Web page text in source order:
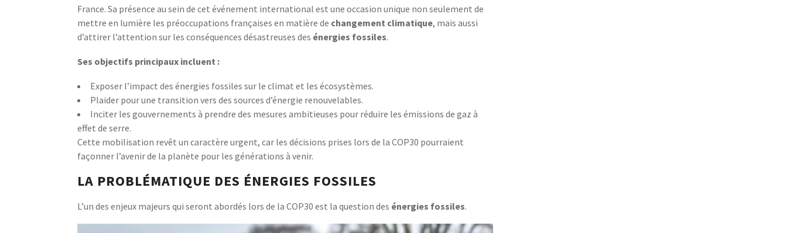
France. Sa présence au sein de cet événement international est une occasion unique non seulement de
mettre en lumière les préoccupations françaises en matière de changement climatique, mais aussi
d’attirer l’attention sur les conséquences désastreuses des énergies fossiles.
Ses objectifs principaux incluent :
Exposer l’impact des énergies fossiles sur le climat et les écosystèmes.
Plaider pour une transition vers des sources d’énergie renouvelables.
Inciter les gouvernements à prendre des mesures ambitieuses pour réduire les émissions de gaz à
effet de serre.
Cette mobilisation revêt un caractère urgent, car les décisions prises lors de la COP30 pourraient
façonner l’avenir de la planète pour les générations à venir.
LA PROBLÉMATIQUE DES ÉNERGIES FOSSILES
L’un des enjeux majeurs qui seront abordés lors de la COP30 est la question des énergies fossiles.